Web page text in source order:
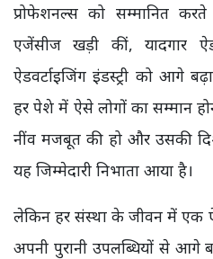
प्रोफेशनल्स को सम्मानित
एजेंसीज खड़ी कीं, यादगार
ऐडवर्टाइजिंग इंडस्ट्री को आगे
हर पेशे में ऐसे लोगों का सम्मान
नींव मजबूत की हो और उसकी
यह जिम्मेदारी निभाता आया है।
लेकिन हर संस्था के जीवन में
अपनी पुरानी उपलब्धियों से